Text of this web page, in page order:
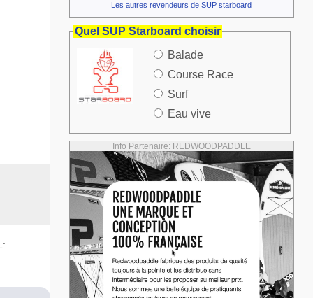
Les autres revendeurs de SUP starboard
Quel SUP Starboard choisir
Balade
Course Race
Surf
Eau vive
Info Partenaire: REDWOODPADDLE